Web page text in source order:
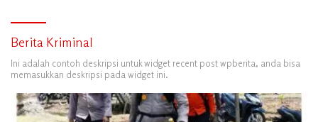
Berita Kriminal
Ini adalah contoh deskripsi untuk widget recent post wpberita, anda bisa
memasukkan deskripsi pada widget ini.